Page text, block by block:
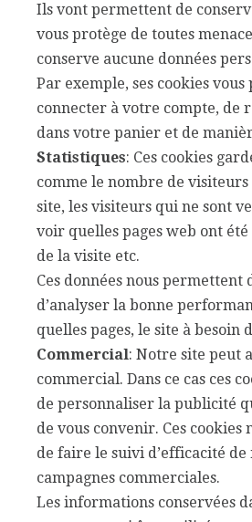
Ils vont permettent de
vous protège de toutes
conserve aucune données
Par exemple, ses cookies
connecter à votre compte, de
dans votre panier et de
Statistiques: Ces cookies
comme le nombre de
site, les visiteurs qui ne sont
voir quelles pages web ont été
de la visite etc.
Ces données nous permettent
d’analyser la bonne
quelles pages, le site à besoin
Commercial: Notre site peut
commercial. Dans ce cas ces
de personnaliser la publicité
de vous convenir. Ces
de faire le suivi d’efficacité
campagnes commerciales.
Les informations conservées